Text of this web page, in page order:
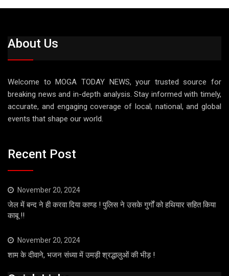
About Us
Welcome to MOGA TODAY NEWS, your trusted source for
breaking news and in-depth analysis. Stay informed with timely,
accurate, and engaging coverage of local, national, and global
events that shape our world.
Recent Post
November 20, 2024
जेल में बन्द ने ही करवा दिया काण्ड ! पुलिस ने उसके गुर्गों को हथियार सहित किया
काबू !!
November 20, 2024
शाम के दीवाने, भजन संध्या में उमड़ी श्रद्धालुओं की भीड़ !